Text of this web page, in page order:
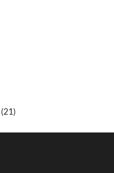
(21)